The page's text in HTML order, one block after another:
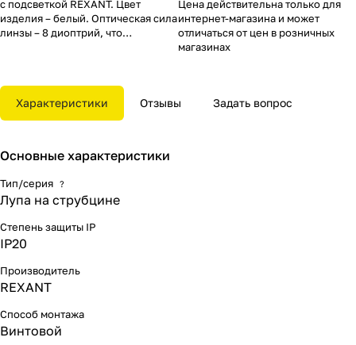
с подсветкой REXANT. Цвет
изделия – белый. Оптическая сила
линзы – 8 диоптрий, что
сферах. Используется
косметологами, татуировщиками,
ювелирами, часовщиками,
визуальное увеличение
рассмотрения.
Конструктивные преимущества:
всесторонняя подсветка, удобный
пантографический механизм,
см, струбцинное крепление,
экономичное энергопотребление,
управления.
Размер линзы: 127мм. Цвет
Цена действительна только для
интернет-магазина и может
отличаться от цен в розничных
магазинах
Характеристики Отзывы Задать вопрос
Основные характеристики
Тип/серия ?
Лупа на струбцине
Степень защиты IP
IP20
Производитель
REXANT
Способ монтажа
Винтовой